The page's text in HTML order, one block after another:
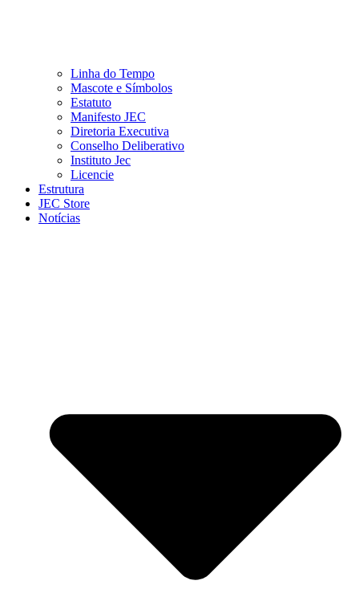
Linha do Tempo
Mascote e Símbolos
Estatuto
Manifesto JEC
Diretoria Executiva
Conselho Deliberativo
Instituto Jec
Licencie
Estrutura
JEC Store
Notícias